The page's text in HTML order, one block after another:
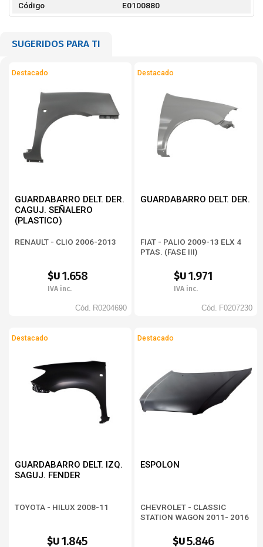
Código E0100880
SUGERIDOS PARA TI
Destacado
GUARDABARRO DELT. DER.
CAGUJ. SEÑALERO
(PLASTICO)
RENAULT - CLIO 2006-2013
$U 1.658
IVA inc.
Cód. R0204690
Destacado
GUARDABARRO DELT. DER.
FIAT - PALIO 2009-13 ELX 4
PTAS. (FASE III)
$U 1.971
IVA inc.
Cód. F0207230
Destacado
GUARDABARRO DELT. IZQ.
SAGUJ. FENDER
TOYOTA - HILUX 2008-11
$U1.845
Destacado
ESPOLON
CHEVROLET - CLASSIC
STATION WAGON 2011- 2016
$U5.846